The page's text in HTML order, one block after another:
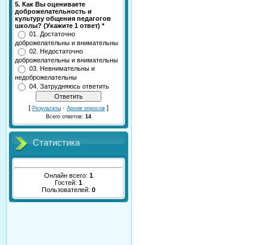
5. Как Вы оцениваете
доброжелательность и
культуру общения педагогов
школы? (Укажите 1 ответ) *
01. Достаточно
доброжелательны и внимательны
02. Недостаточно
доброжелательны и внимательны
03. Невнимательны и
недоброжелательны
04. Затрудняюсь ответить
[ Результаты · Архив опросов ]
Всего ответов: 14
Статистика
Онлайн всего: 1
Гостей: 1
Пользователей: 0